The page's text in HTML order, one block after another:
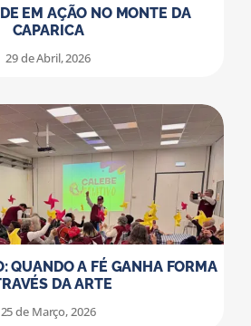
EM AÇÃO NO MONTE DA
CAPARICA
29 de Abril, 2026
QUANDO A FÉ GANHA FORMA
DA ARTE
25 de Março, 2026